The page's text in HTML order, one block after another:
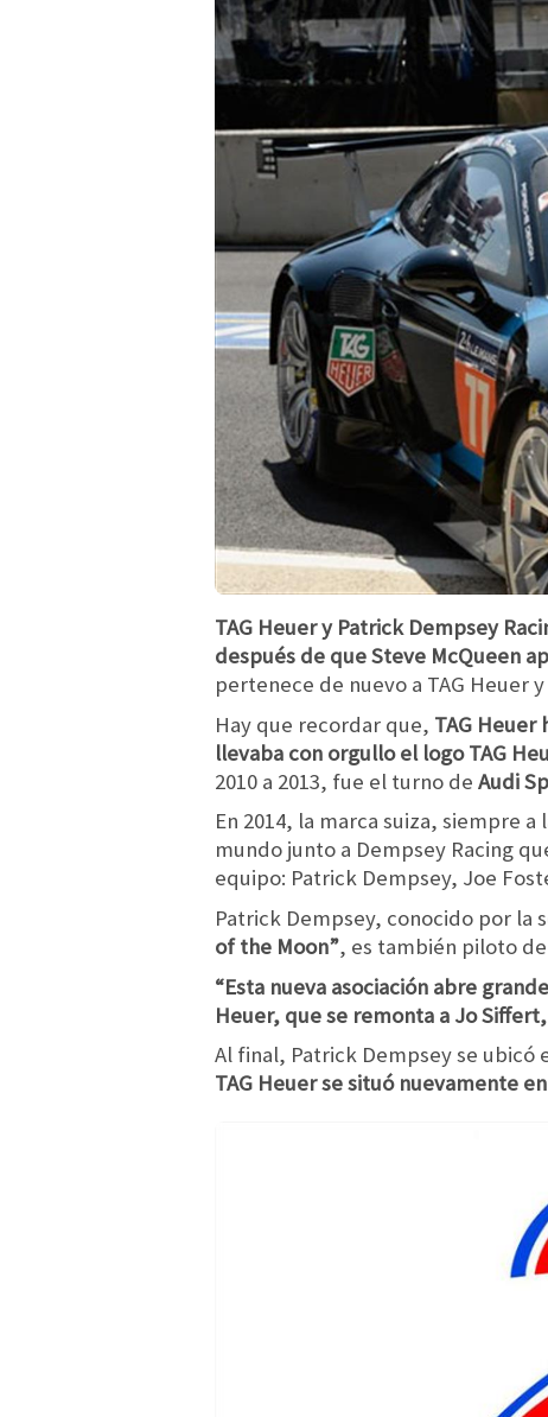
TAG Heuer y Patrick Dempsey
después de que Steve McQueen
pertenece de nuevo a TAG Heuer
Hay que recordar que, TAG
llevaba con orgullo el logo TAG
2010 a 2013, fue el turno de Audi
En 2014, la marca suiza, siempre
mundo junto a Dempsey Racing
equipo: Patrick Dempsey, Joe
Patrick Dempsey, conocido por la
of the Moon”, es también piloto
“Esta nueva asociación abre
Heuer, que se remonta a Jo
Al final, Patrick Dempsey se ubicó
TAG Heuer se situó nuevamente